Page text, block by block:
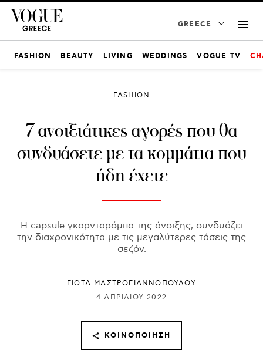
GREECE
FASHION BEAUTY LIVING WEDDINGS VOGUE TV
FASHION
7 ανοιξιάτικες αγορές που θα
συνδυάσετε με τα κομμάτια που
ήδη έχετε
H capsule γκαρνταρόμπα της άνοιξης, συνδυάζει
την διαχρονικότητα με τις μεγαλύτερες τάσεις της
σεζόν.
ΓΙΩΤΑ ΜΑΣΤΡΟΓΙΑΝΝΟΠΟΥΛΟΥ
4 ΑΠΡΙΛΊΟΥ 2022
ΚΟΙΝΟΠΟΊΗΣΗ